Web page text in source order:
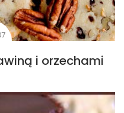
i orzechami